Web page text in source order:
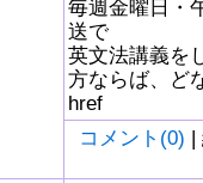
毎週金曜日・
送で
英文法講義を
方ならば、ど
href
コメント(0) |